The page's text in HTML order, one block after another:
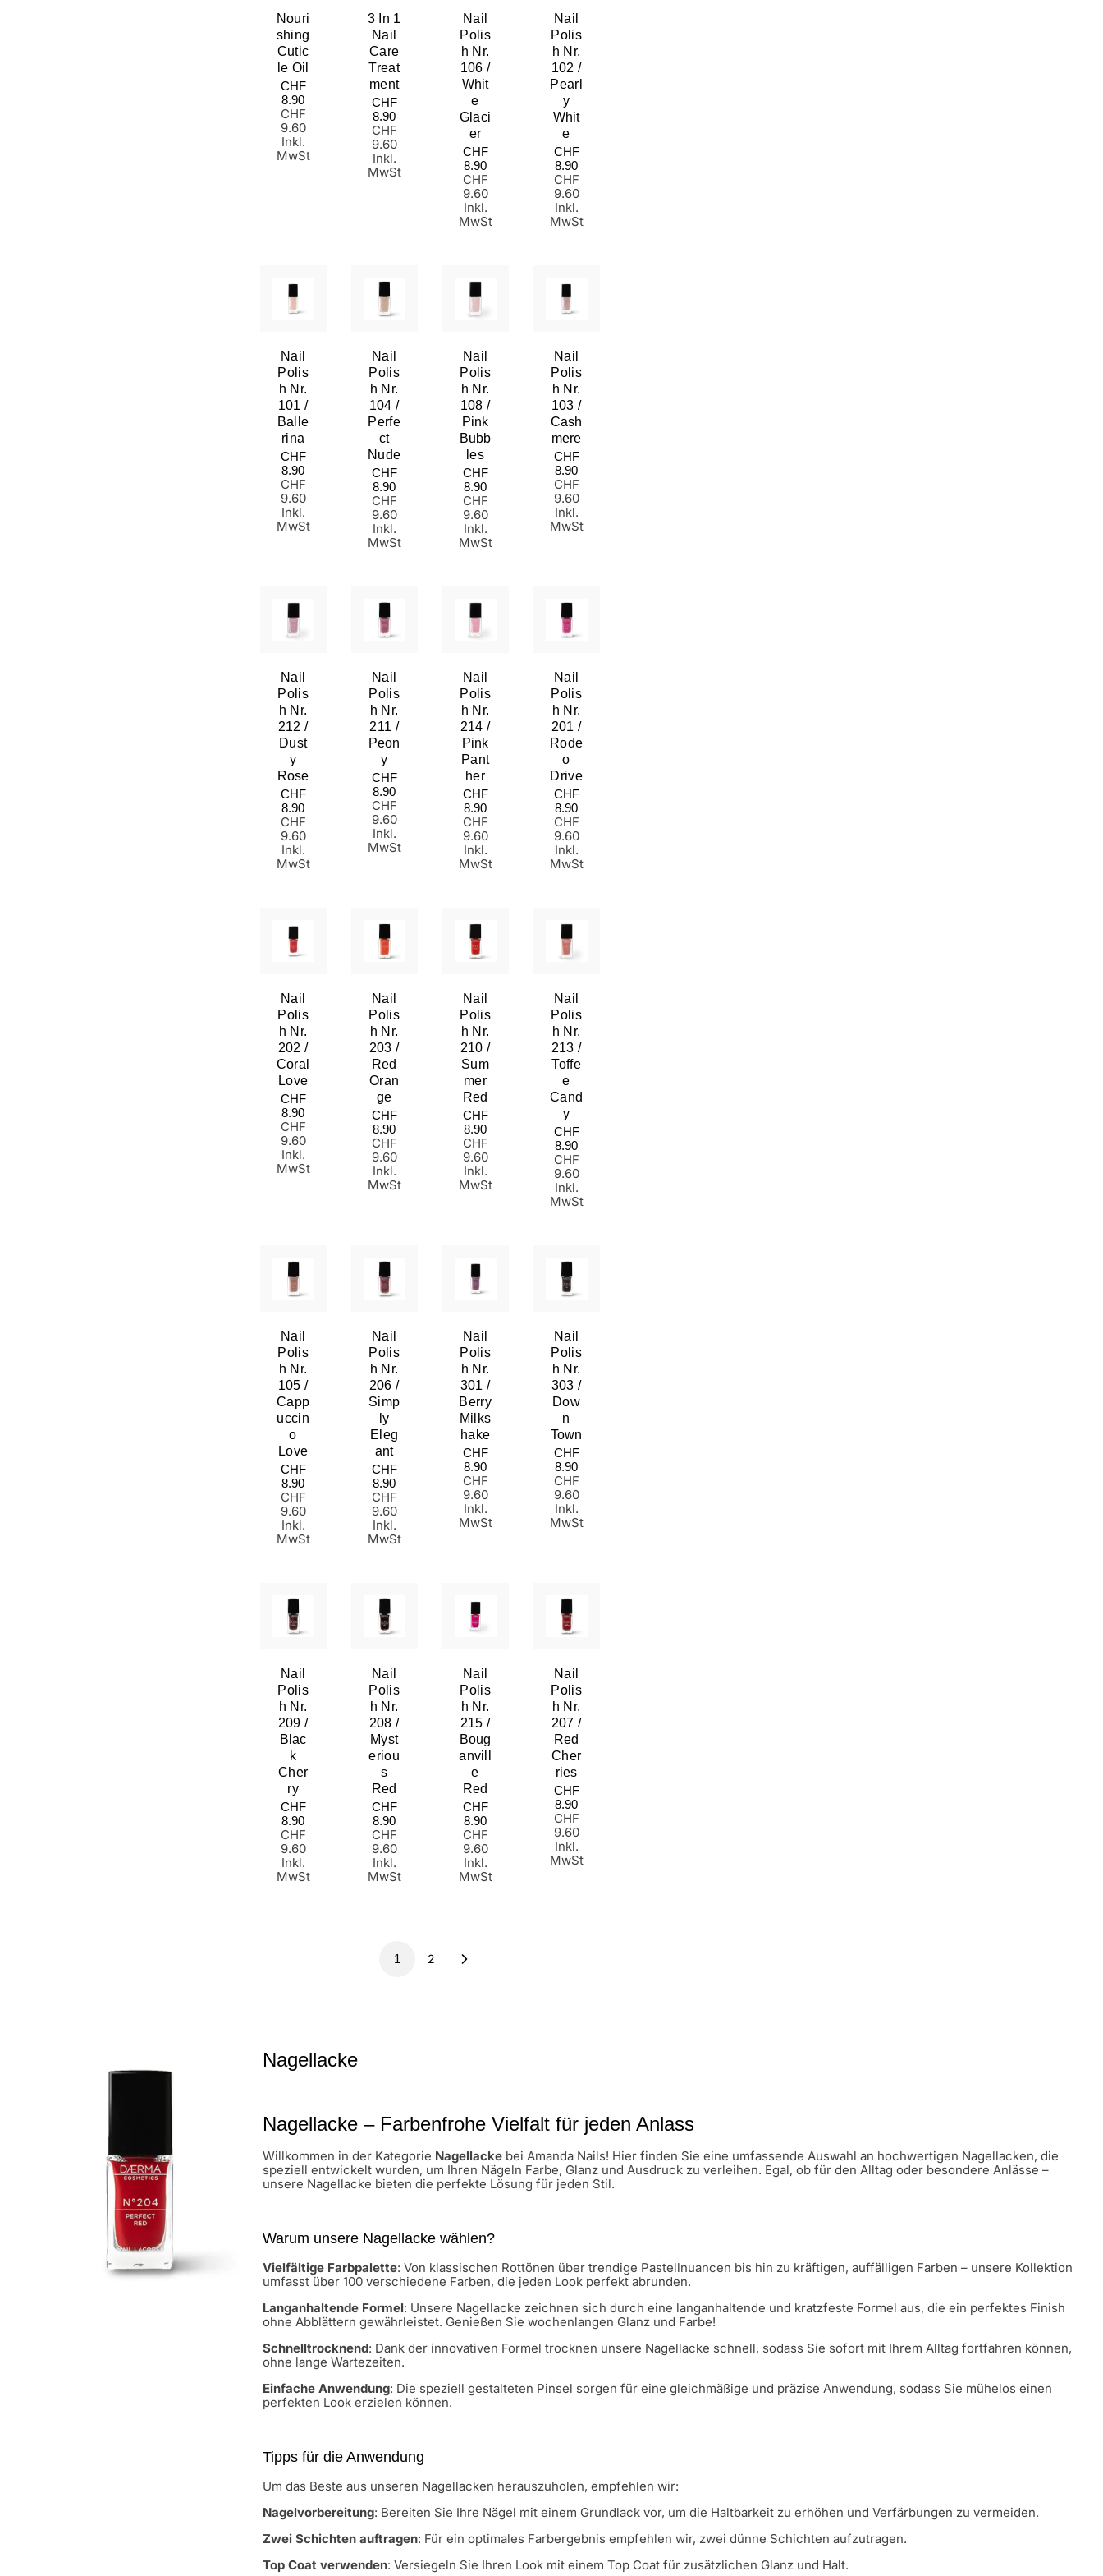
Mama & Me
Kursdaten
Online Anmeldung
Nouri
Shing
Cutic
Le Oil
Normaler
Preis
CHF
8.90
CHF
9.60
Inkl.
MwSt
3 In 1
Nail
Care
Treat
Ment
Normaler
Preis
CHF
8.90
CHF
9.60
Inkl.
MwSt
Nail
Polis
H Nr.
106 /
Whit
E
Glaci
Er
Normaler
Preis
CHF
8.90
CHF
9.60
Inkl.
MwSt
Nail
Polis
H Nr.
102 /
Pearl
Y
Whit
E
Normaler
Preis
CHF
8.90
CHF
9.60
Inkl.
MwSt
Nail
Polis
H Nr.
101 /
Balle
Rina
Normaler
Preis
CHF
8.90
CHF
9.60
Inkl.
MwSt
Nail
Polis
H Nr.
104 /
Perfe
Ct
Nude
Normaler
Preis
CHF
8.90
CHF
9.60
Inkl.
MwSt
Nail
Polis
H Nr.
108 /
Pink
Bubb
Les
Normaler
Preis
CHF
8.90
CHF
9.60
Inkl.
MwSt
Nail
Polis
H Nr.
103 /
Cash
Mere
Normaler
Preis
CHF
8.90
CHF
9.60
Inkl.
MwSt
Nail
Polis
H Nr.
212 /
Dust
Y
Rose
Normaler
Preis
CHF
8.90
CHF
9.60
Inkl.
MwSt
Nail
Polis
H Nr.
211 /
Peon
Y
Normaler
Preis
CHF
8.90
CHF
9.60
Inkl.
MwSt
Nail
Polis
H Nr.
214 /
Pink
Pant
Her
Normaler
Preis
CHF
8.90
CHF
9.60
Inkl.
MwSt
Nail
Polis
H Nr.
201 /
Rode
O
Drive
Normaler
Preis
CHF
8.90
CHF
9.60
Inkl.
MwSt
Nail
Polis
H Nr.
202 /
Coral
Love
Normaler
Preis
CHF
8.90
CHF
9.60
Inkl.
MwSt
Nail
Polis
H Nr.
203 /
Red
Oran
Ge
Normaler
Preis
CHF
8.90
CHF
9.60
Inkl.
MwSt
Nail
Polis
H Nr.
210 /
Sum
Mer
Red
Normaler
Preis
CHF
8.90
CHF
9.60
Inkl.
MwSt
Nail
Polis
H Nr.
213 /
Toffe
E
Cand
Y
Normaler
Preis
CHF
8.90
CHF
9.60
Inkl.
MwSt
Nail
Polis
H Nr.
105 /
Capp
Uccin
O
Love
Normaler
Preis
CHF
8.90
CHF
9.60
Inkl.
MwSt
Nail
Polis
H Nr.
206 /
Simp
Ly
Eleg
Ant
Normaler
Preis
CHF
8.90
CHF
9.60
Inkl.
MwSt
Nail
Polis
H Nr.
301 /
Berry
Milks
Hake
Normaler
Preis
CHF
8.90
CHF
9.60
Inkl.
MwSt
Nail
Polis
H Nr.
303 /
Dow
N
Town
Normaler
Preis
CHF
8.90
CHF
9.60
Inkl.
MwSt
Nail
Polis
H Nr.
209 /
Blac
K
Cher
Ry
Normaler
Preis
CHF
8.90
CHF
9.60
Inkl.
MwSt
Nail
Polis
H Nr.
208 /
Myst
Eriou
S
Red
Normaler
Preis
CHF
8.90
CHF
9.60
Inkl.
MwSt
Nail
Polis
H Nr.
215 /
Boug
Anvill
E
Red
Normaler
Preis
CHF
8.90
CHF
9.60
Inkl.
MwSt
Nail
Polis
H Nr.
207 /
Red
Cher
Ries
Normaler
Preis
CHF
8.90
CHF
9.60
Inkl.
MwSt
1 2
Nagellacke
Nagellacke – Farbenfrohe Vielfalt für jeden Anlass
Willkommen in der Kategorie Nagellacke bei Amanda Nails! Hier finden Sie eine umfassende Auswahl an hochwertigen Nagellacken, die
speziell entwickelt wurden, um Ihren Nägeln Farbe, Glanz und Ausdruck zu verleihen. Egal, ob für den Alltag oder besondere Anlässe –
unsere Nagellacke bieten die perfekte Lösung für jeden Stil.
Warum unsere Nagellacke wählen?
Vielfältige Farbpalette: Von klassischen Rottönen über trendige Pastellnuancen bis hin zu kräftigen, auffälligen Farben – unsere Kollektion
umfasst über 100 verschiedene Farben, die jeden Look perfekt abrunden.
Langanhaltende Formel: Unsere Nagellacke zeichnen sich durch eine langanhaltende und kratzfeste Formel aus, die ein perfektes Finish
ohne Abblättern gewährleistet. Genießen Sie wochenlangen Glanz und Farbe!
Schnelltrocknend: Dank der innovativen Formel trocknen unsere Nagellacke schnell, sodass Sie sofort mit Ihrem Alltag fortfahren können,
ohne lange Wartezeiten.
Einfache Anwendung: Die speziell gestalteten Pinsel sorgen für eine gleichmäßige und präzise Anwendung, sodass Sie mühelos einen
perfekten Look erzielen können.
Tipps für die Anwendung
Um das Beste aus unseren Nagellacken herauszuholen, empfehlen wir:
Nagelvorbereitung: Bereiten Sie Ihre Nägel mit einem Grundlack vor, um die Haltbarkeit zu erhöhen und Verfärbungen zu vermeiden.
Zwei Schichten auftragen: Für ein optimales Farbergebnis empfehlen wir, zwei dünne Schichten aufzutragen.
Top Coat verwenden: Versiegeln Sie Ihren Look mit einem Top Coat für zusätzlichen Glanz und Halt.